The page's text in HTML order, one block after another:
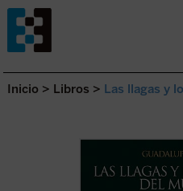
Saltar al contenido.
Inicio > Libros > Las llagas y